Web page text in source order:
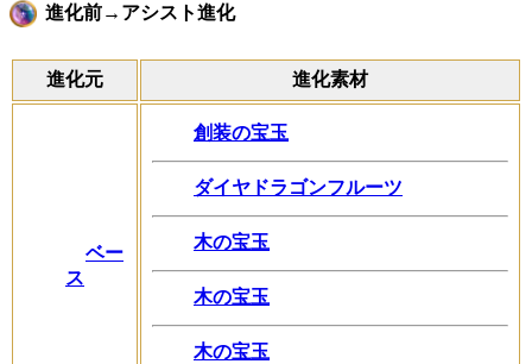
進化前→アシスト進化
進化元 進化素材
ベー
ス
創装の宝玉
ダイヤドラゴンフルーツ
木の宝玉
木の宝玉
木の宝玉